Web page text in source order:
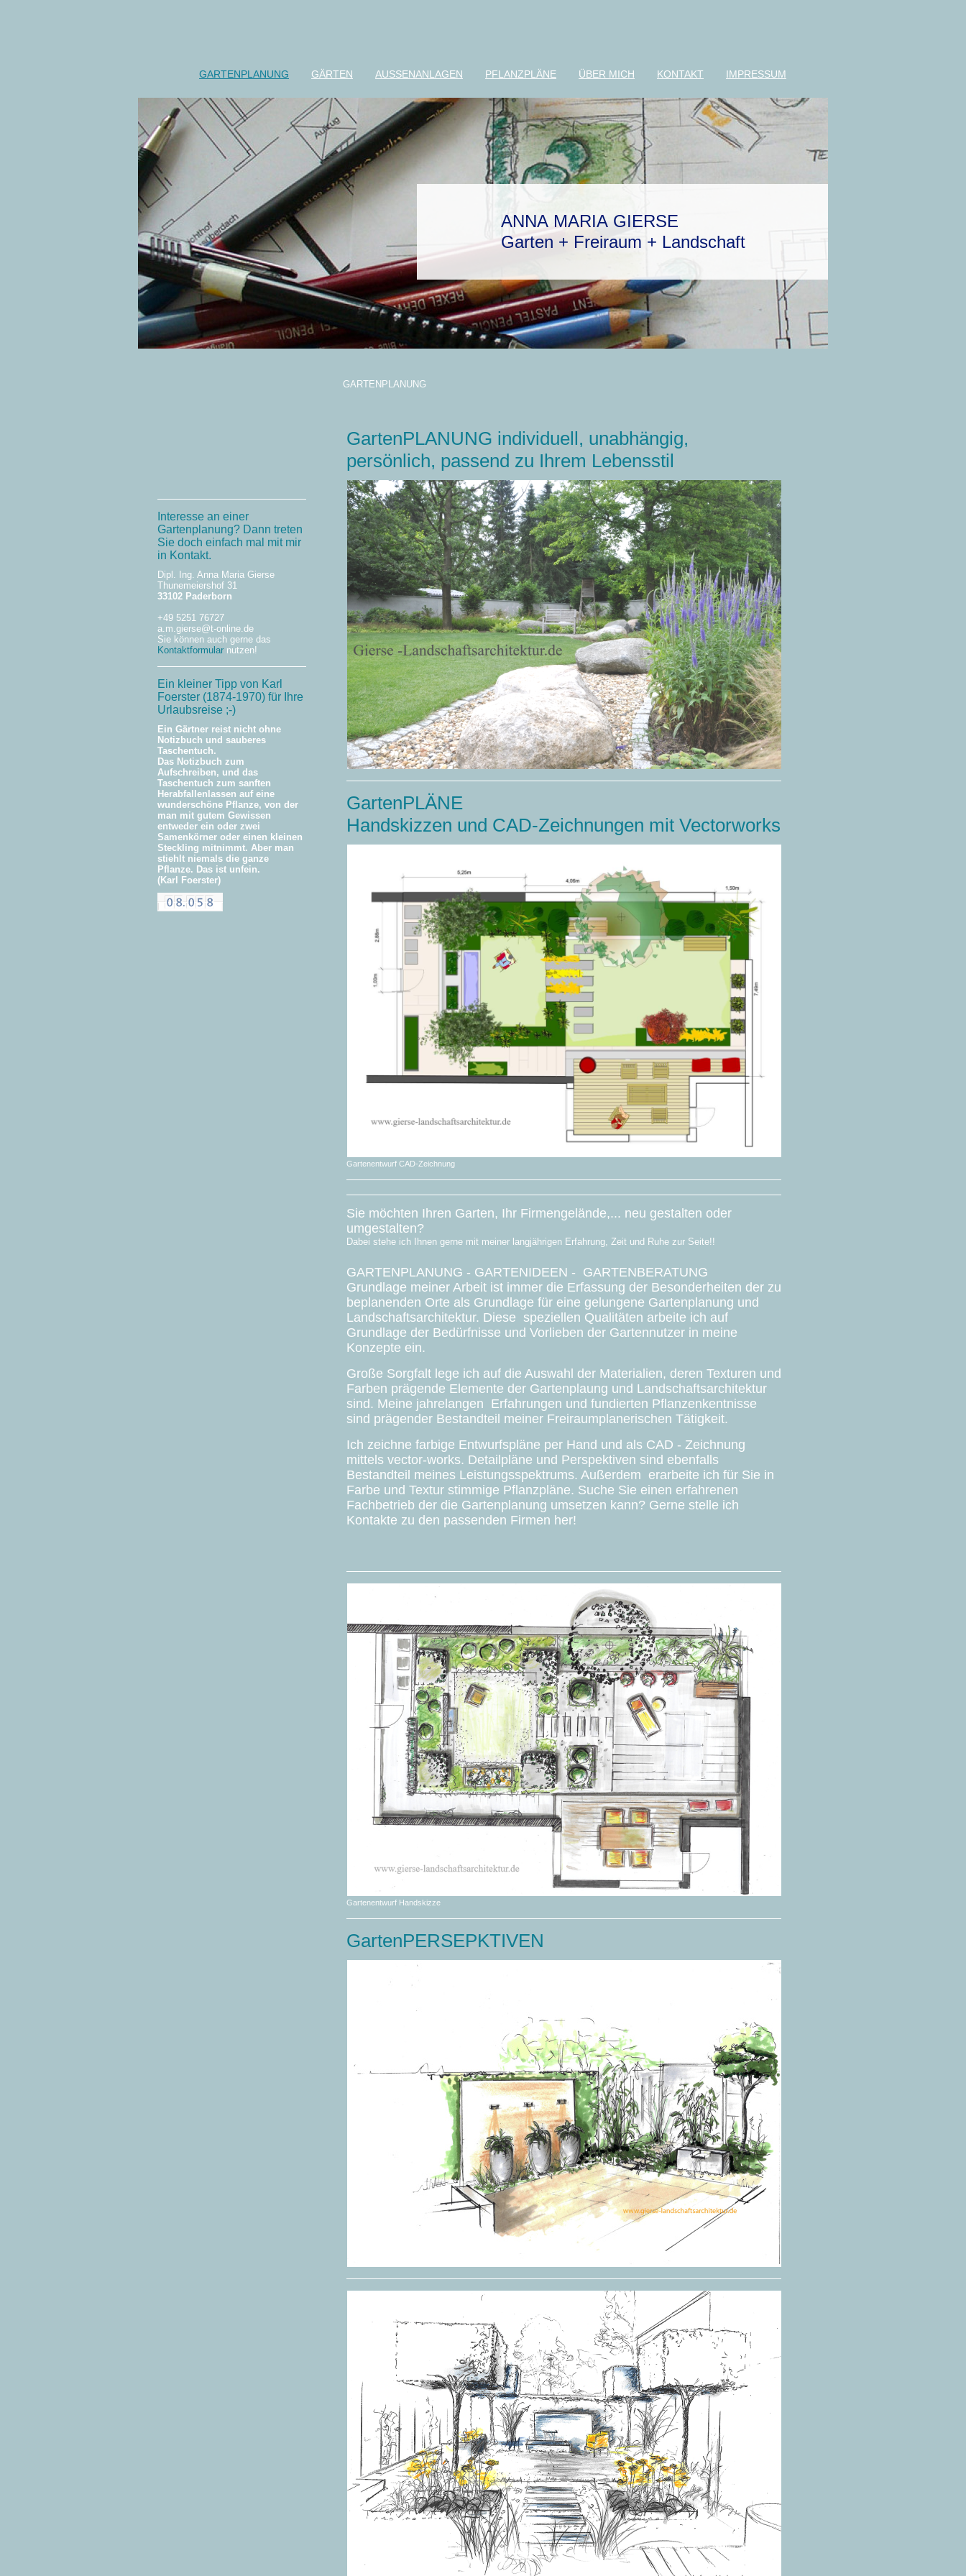
GARTENPLANUNG GÄRTEN AUSSENANLAGEN PFLANZPLÄNE ÜBER MICH KONTAKT IMPRESSUM
ANNA MARIA GIERSE
Garten + Freiraum + Landschaft
Interesse an einer
Gartenplanung? Dann treten
Sie doch einfach mal mit mir
in Kontakt.
Dipl. Ing. Anna Maria Gierse
Thunemeiershof 31
33102 Paderborn
+49 5251 76727
a.m.gierse@t-online.de
Sie können auch gerne das
Kontaktformular nutzen!
Ein kleiner Tipp von Karl
Foerster (1874-1970) für Ihre
Urlaubsreise ;-)
Ein Gärtner reist nicht ohne
Notizbuch und sauberes
Taschentuch.
Das Notizbuch zum
Aufschreiben, und das
Taschentuch zum sanften
Herabfallenlassen auf eine
wunderschöne Pflanze, von der
man mit gutem Gewissen
entweder ein oder zwei
Samenkörner oder einen kleinen
Steckling mitnimmt. Aber man
stiehlt niemals die ganze
Pflanze. Das ist unfein.
(Karl Foerster)
GARTENPLANUNG
GartenPLANUNG individuell, unabhängig,
persönlich, passend zu Ihrem Lebensstil
GartenPLÄNE
Handskizzen und CAD-Zeichnungen mit Vectorworks
Gartenentwurf CAD-Zeichnung
Sie möchten Ihren Garten, Ihr Firmengelände,... neu gestalten oder
umgestalten?
Dabei stehe ich Ihnen gerne mit meiner langjährigen Erfahrung, Zeit und Ruhe zur Seite!!
GARTENPLANUNG - GARTENIDEEN - GARTENBERATUNG
Grundlage meiner Arbeit ist immer die Erfassung der Besonderheiten der zu
beplanenden Orte als Grundlage für eine gelungene Gartenplanung und
Landschaftsarchitektur. Diese speziellen Qualitäten arbeite ich auf
Grundlage der Bedürfnisse und Vorlieben der Gartennutzer in meine
Konzepte ein.
Große Sorgfalt lege ich auf die Auswahl der Materialien, deren Texturen und
Farben prägende Elemente der Gartenplaung und Landschaftsarchitektur
sind. Meine jahrelangen Erfahrungen und fundierten Pflanzenkentnisse
sind prägender Bestandteil meiner Freiraumplanerischen Tätigkeit.
Ich zeichne farbige Entwurfspläne per Hand und als CAD - Zeichnung
mittels vector-works. Detailpläne und Perspektiven sind ebenfalls
Bestandteil meines Leistungsspektrums. Außerdem erarbeite ich für Sie in
Farbe und Textur stimmige Pflanzpläne. Suche Sie einen erfahrenen
Fachbetrieb der die Gartenplanung umsetzen kann? Gerne stelle ich
Kontakte zu den passenden Firmen her!
Gartenentwurf Handskizze
GartenPERSEPKTIVEN